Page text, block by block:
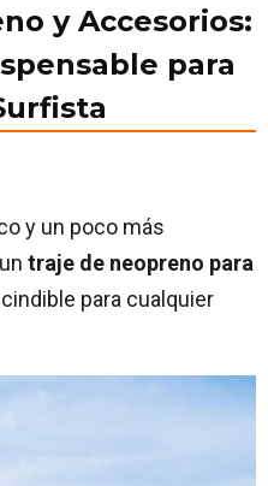
y Accesorios:
para
y un poco más
traje de neopreno para
para cualquier